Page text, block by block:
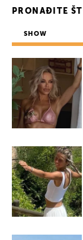
PRONAĐITE
SHOW